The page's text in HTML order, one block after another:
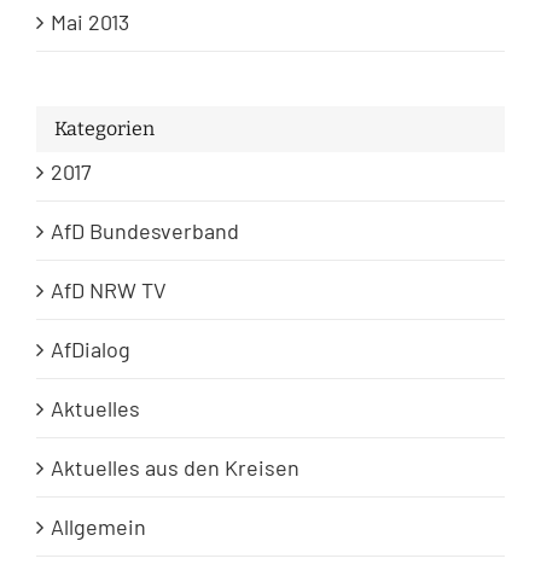
Mai 2013
Kategorien
2017
AfD Bundesverband
AfD NRW TV
AfDialog
Aktuelles
Aktuelles aus den Kreisen
Allgemein